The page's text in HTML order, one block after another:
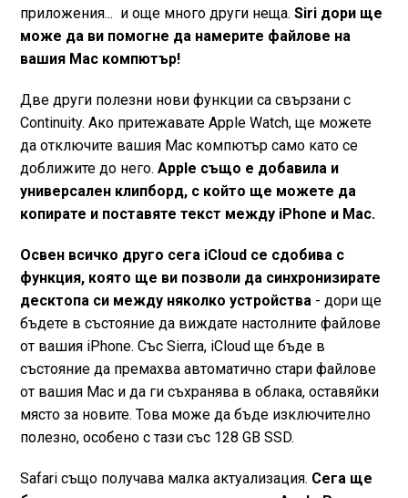
приложения... и още много други неща. Siri дори ще
може да ви помогне да намерите файлове на
вашия Mac компютър!
Две други полезни нови функции са свързани с
Continuity. Ако притежавате Apple Watch, ще можете
да отключите вашия Mac компютър само като се
доближите до него. Apple също е добавила и
универсален клипборд, с който ще можете да
копирате и поставяте текст между iPhone и Mac.
Освен всичко друго сега iCloud се сдобива с
функция, която ще ви позволи да синхронизирате
десктопа си между няколко устройства- дори ще
бъдете в състояние да виждате настолните файлове
от вашия iPhone. Със Sierra, iCloud ще бъде в
състояние да премахва автоматично стари файлове
от вашия Mac и да ги съхранява в облака, оставяйки
място за новите. Това може да бъде изключително
полезно, особено с тази със 128 GB SSD.
Safari също получава малка актуализация. Сега ще